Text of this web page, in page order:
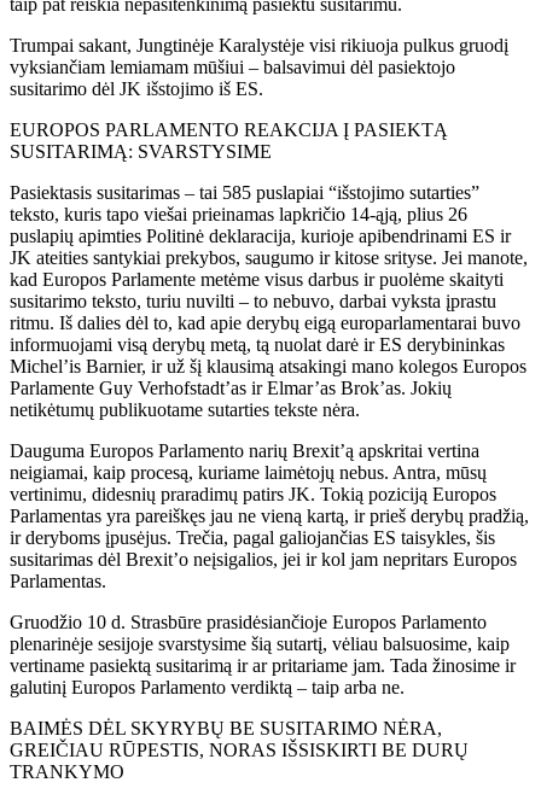
Trumpai sakant, Jungtinėje Karalystėje visi rikiuoja pulkus gruodį
vyksiančiam lemiamam mūšiui – balsavimui dėl pasiektojo
susitarimo dėl JK išstojimo iš ES.
EUROPOS PARLAMENTO REAKCIJA Į PASIEKTĄ
SUSITARIMĄ: SVARSTYSIME
Pasiektasis susitarimas – tai 585 puslapiai “išstojimo sutarties”
teksto, kuris tapo viešai prieinamas lapkričio 14-ąją, plius 26
puslapių apimties Politinė deklaracija, kurioje apibendrinami ES ir
JK ateities santykiai prekybos, saugumo ir kitose srityse. Jei manote,
kad Europos Parlamente metėme visus darbus ir puolėme skaityti
susitarimo teksto, turiu nuvilti – to nebuvo, darbai vyksta įprastu
ritmu. Iš dalies dėl to, kad apie derybų eigą europarlamentarai buvo
informuojami visą derybų metą, tą nuolat darė ir ES derybininkas
Michel’is Barnier, ir už šį klausimą atsakingi mano kolegos Europos
Parlamente Guy Verhofstadt’as ir Elmar’as Brok’as. Jokių
netikėtumų publikuotame sutarties tekste nėra.
Dauguma Europos Parlamento narių Brexit’ą apskritai vertina
neigiamai, kaip procesą, kuriame laimėtojų nebus. Antra, mūsų
vertinimu, didesnių praradimų patirs JK. Tokią poziciją Europos
Parlamentas yra pareiškęs jau ne vieną kartą, ir prieš derybų pradžią,
ir deryboms įpusėjus. Trečia, pagal galiojančias ES taisykles, šis
susitarimas dėl Brexit’o neįsigalios, jei ir kol jam nepritars Europos
Parlamentas.
Gruodžio 10 d. Strasbūre prasidėsiančioje Europos Parlamento
plenarinėje sesijoje svarstysime šią sutartį, vėliau balsuosime, kaip
vertiname pasiektą susitarimą ir ar pritariame jam. Tada žinosime ir
galutinį Europos Parlamento verdiktą – taip arba ne.
BAIMĖS DĖL SKYRYBŲ BE SUSITARIMO NĖRA,
GREIČIAU RŪPESTIS, NORAS IŠSISKIRTI BE DURŲ
TRANKYMO